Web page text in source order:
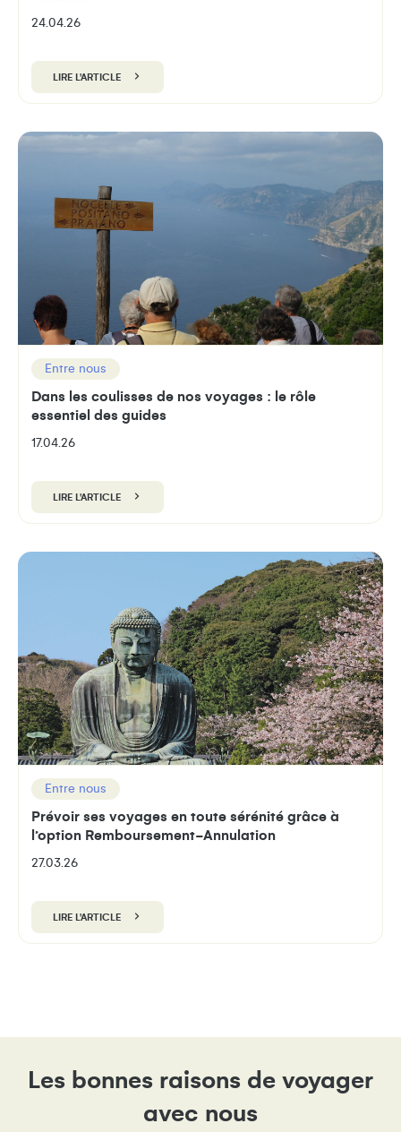
24.04.26
LIRE L'ARTICLE
Entre nous
Dans les coulisses de nos voyages : le rôle
essentiel des guides
17.04.26
LIRE L'ARTICLE
Entre nous
Prévoir ses voyages en toute sérénité grâce à
l’option Remboursement-Annulation
27.03.26
LIRE L'ARTICLE
Les bonnes raisons de voyager
avec nous